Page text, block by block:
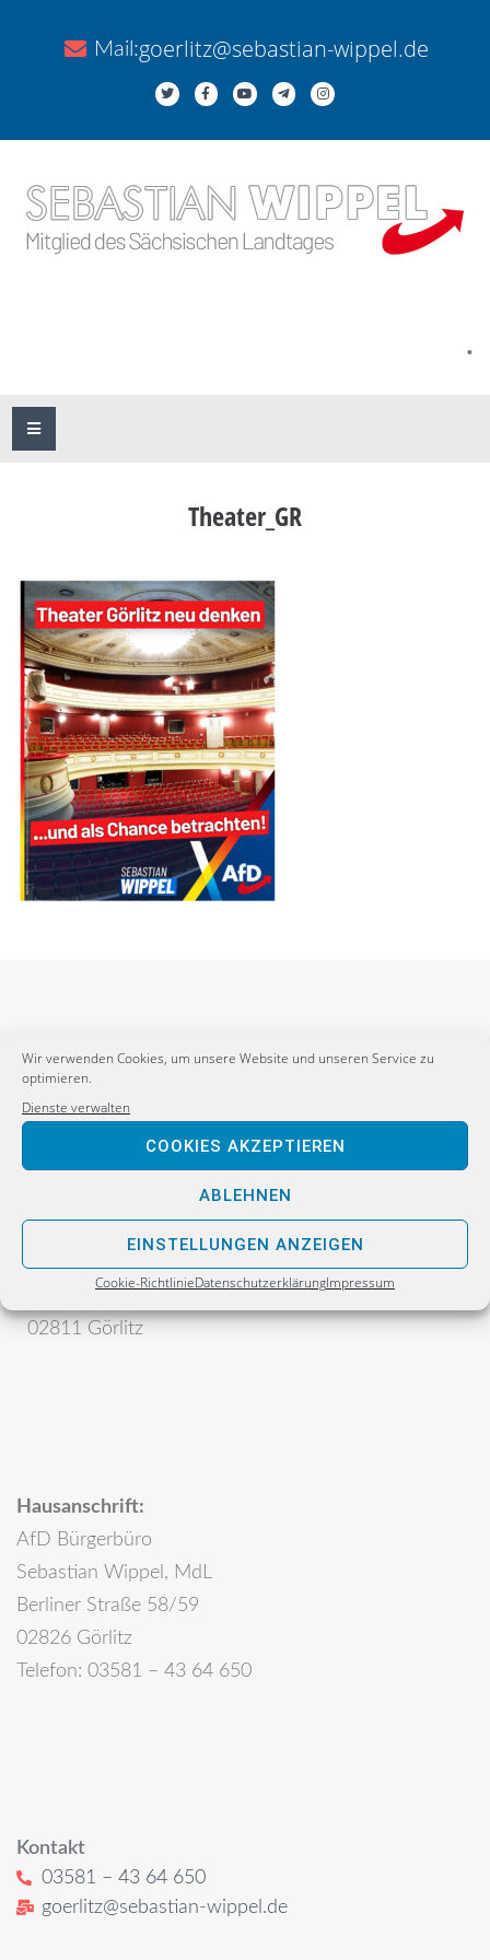
Wir verwenden Cookies, um unsere Website und unseren Service zu
optimieren.
Dienste verwalten
COOKIES AKZEPTIEREN
ABLEHNEN
EINSTELLUNGEN ANZEIGEN
Cookie-RichtlinieDatenschutzerklärungImpressum
Mail:goerlitz@sebastian-wippel.de
.
Theater_GR
Bürgerbüro
Postfach 30 06 17
02811 Görlitz
Hausanschrift:
AfD Bürgerbüro
Sebastian Wippel, MdL
Berliner Straße 58/59
02826 Görlitz
Telefon: 03581 – 43 64 650
Kontakt
03581 – 43 64 650
goerlitz@sebastian-wippel.de